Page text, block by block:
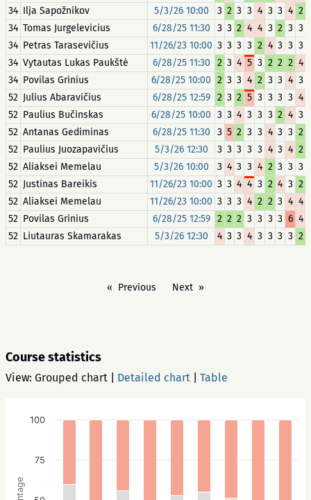
34 Ilja Sapožnikov 5/3/26 10:00 3 2 3 3 4 3 3 4 2
34 Tomas Jurgelevicius 6/28/25 11:30 3 3 2 4 4 3 2 3 3
34 Petras Tarasevičius 11/26/23 10:00 3 3 3 3 2 4 3 3 3
34 Vytautas Lukas Paukštė 6/28/25 11:30 2 3 4 5 3 2 2 2 4
34 Povilas Grinius 6/28/25 10:00 2 3 3 4 2 3 3 4 3
52 Julius Abaravičius 6/28/25 12:59 2 3 2 5 3 3 3 3 4
52 Paulius Bučinskas 6/28/25 10:00 3 3 4 3 3 3 2 4 3
52 Antanas Gediminas 6/28/25 11:30 3 5 2 3 3 4 3 3 2
52 Paulius Juozapavičius 5/3/26 12:30 3 3 3 3 3 4 3 4 2
52 Aliaksei Memelau 5/3/26 10:00 3 4 3 3 4 2 3 3 3
52 Justinas Bareikis 11/26/23 10:00 3 3 4 4 3 2 4 3 2
52 Aliaksei Memelau 11/26/23 10:00 3 3 3 4 2 2 3 4 4
52 Povilas Grinius 6/28/25 12:59 2 2 2 3 3 3 3 6 4
52 Liutauras Skamarakas 5/3/26 12:30 4 3 3 4 3 3 3 3 2
Previous Next
Course statistics
View: Grouped chart Detailed chart Table
75
100